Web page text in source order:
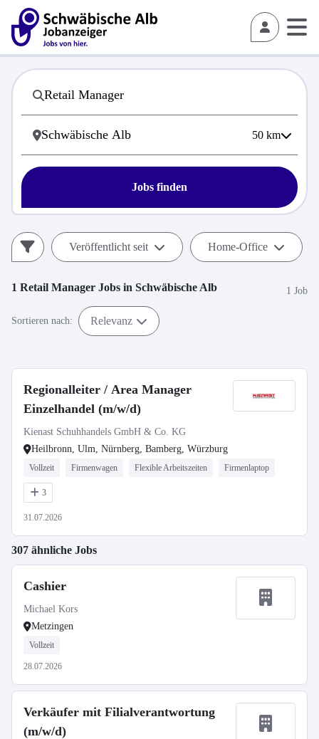
50 km
Jobs finden
Veröffentlicht seit Home-Office
1 Retail Manager Jobs in Schwäbische Alb 1 Job
Sortieren nach: Relevanz
Regionalleiter / Area Manager
Einzelhandel (m/w/d)
Kienast Schuhhandels GmbH & Co. KG
Heilbronn, Ulm, Nürnberg, Bamberg, Würzburg
Vollzeit Firmenwagen Flexible Arbeitszeiten Firmenlaptop
3
31.07.2026
307 ähnliche Jobs
Cashier
Michael Kors
Metzingen
Vollzeit
28.07.2026
Verkäufer mit Filialverantwortung
(m/w/d)